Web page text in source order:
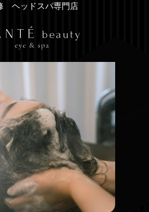
ヘッドスパ専門店